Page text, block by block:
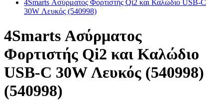
4Smarts Ασύρματος Φορτιστής Qi2 και Καλώδιο USB-C
30W Λευκός (540998)
4Smarts Ασύρματος
Φορτιστής Qi2 και Καλώδιο
USB-C 30W Λευκός (540998)
(540998)